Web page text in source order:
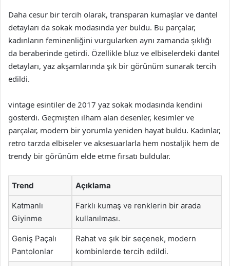
Daha cesur bir tercih olarak, transparan kumaşlar ve dantel
detayları da sokak modasında yer buldu. Bu parçalar,
kadınların feminenliğini vurgularken aynı zamanda şıklığı
da beraberinde getirdi. Özellikle bluz ve elbiselerdeki dantel
detayları, yaz akşamlarında şık bir görünüm sunarak tercih
edildi.
vintage esintiler de 2017 yaz sokak modasında kendini
gösterdi. Geçmişten ilham alan desenler, kesimler ve
parçalar, modern bir yorumla yeniden hayat buldu. Kadınlar,
retro tarzda elbiseler ve aksesuarlarla hem nostaljik hem de
trendy bir görünüm elde etme fırsatı buldular.
Trend Açıklama
Katmanlı
Giyinme
Farklı kumaş ve renklerin bir arada
kullanılması.
Geniş Paçalı
Pantolonlar
Rahat ve şık bir seçenek, modern
kombinlerde tercih edildi.